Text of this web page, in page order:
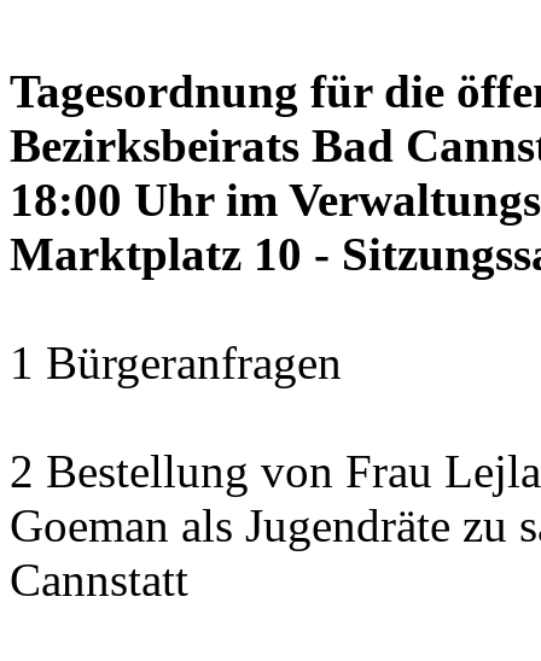
Tagesordnung für die
Bezirksbeirats Bad
18:00 Uhr im
Marktplatz 10 -
1 Bürgeranfragen
2 Bestellung von Frau
Goeman als Jugendräte
Cannstatt